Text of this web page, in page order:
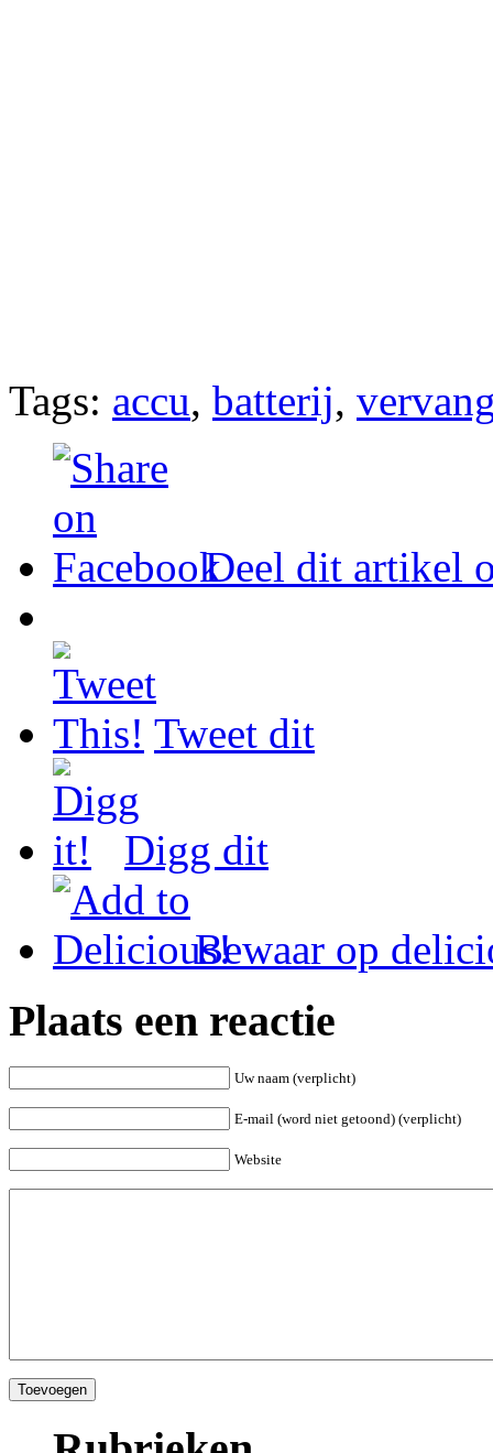
Tags: accu, batterij,
Deel dit artikel
Tweet dit
Digg dit
Bewaar op
Plaats een reactie
Uw naam (verplicht)
E-mail (word niet getoond) (verplicht)
Website